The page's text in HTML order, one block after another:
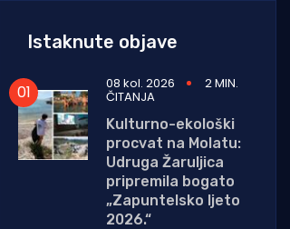
Istaknute objave
08 kol. 2026 2 MIN.
ČITANJA
Kulturno-ekološki
procvat na Molatu:
Udruga Žaruljica
pripremila bogato
„Zapuntelsko ljeto
2026.“